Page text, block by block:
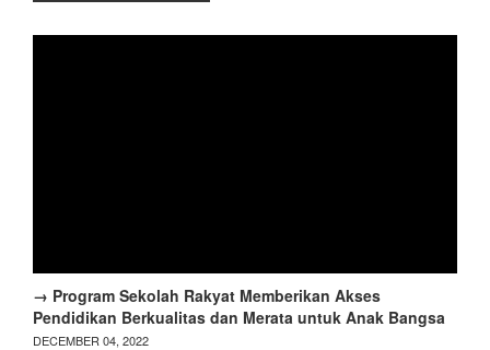
→ Program Sekolah Rakyat Memberikan Akses
Pendidikan Berkualitas dan Merata untuk Anak Bangsa
DECEMBER 04, 2022